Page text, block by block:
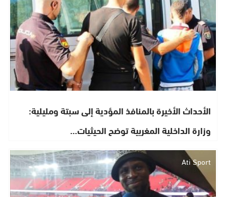
الأحداث الأخيرة بالمنافذ المؤدية إلى سبتة ومليلية:
وزارة الداخلية المغربية توضح الحيثيات…
Ati Sport